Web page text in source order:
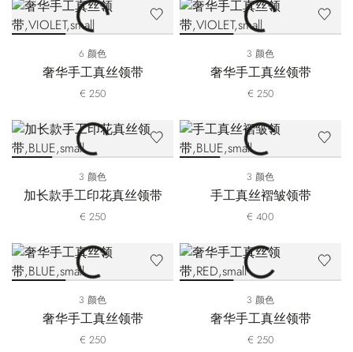
6 颜色
奢华手工真丝领带
€ 250
3 颜色
奢华手工真丝领带
€ 250
3 颜色
加长款手工印花真丝领带
€ 250
3 颜色
手工真丝褶皱领带
€ 400
3 颜色
奢华手工真丝领带
€ 250
3 颜色
奢华手工真丝领带
€ 250